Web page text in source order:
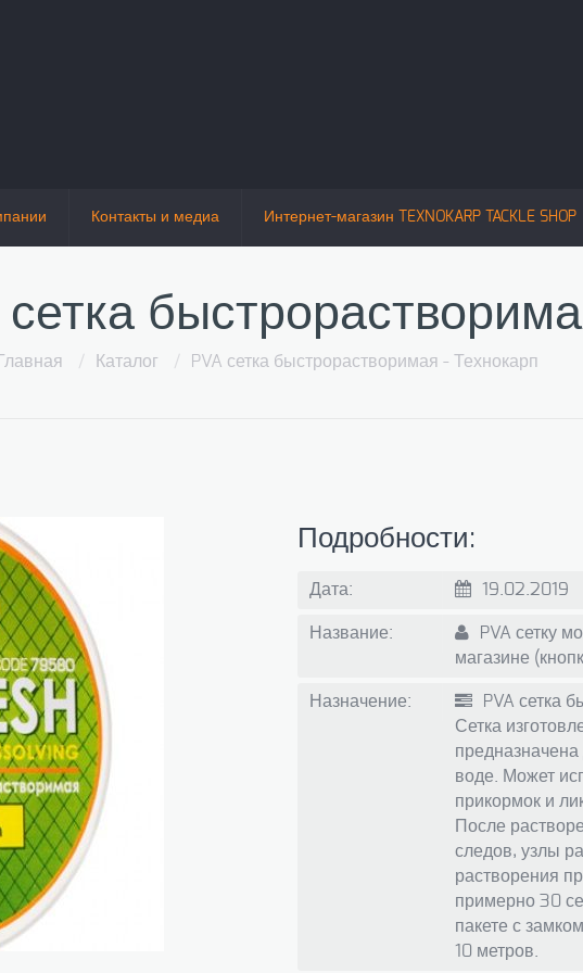
Контакты и медиа Интернет-магазин TEXNOKARP TACKLE SHOP
сетка
Главная / Каталог / PVA сетка быстрорастворимая - Технокарп
Подробности:
Дата: 19.02.2019
Название:
PVA сетку
магазине
Назначение:
PVA сетка
Сетка
воде. Может
прикормок и
После
следов, узлы
растворения
примерно 30
пакете с
10 метров.